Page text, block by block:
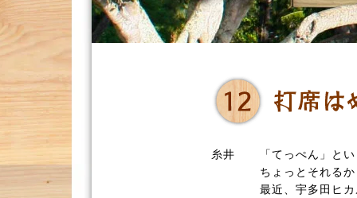
糸井
「てっぺん」と
ちょっとそれる
最近、宇多田ヒ